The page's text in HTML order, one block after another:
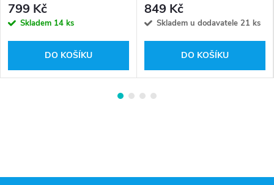
799 Kč
Skladem 14 ks
DO KOŠÍKU
849 Kč
Skladem u dodavatele 21 ks
DO KOŠÍKU